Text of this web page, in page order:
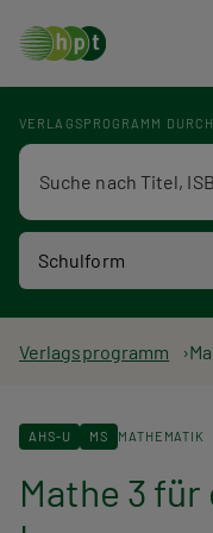
VERLAGSPROGRAMM
Schulform
Verlagsprogramm
P
a
d
Verlagsprogramm
AHS-U MS MATHEMATIK
Mathe 3